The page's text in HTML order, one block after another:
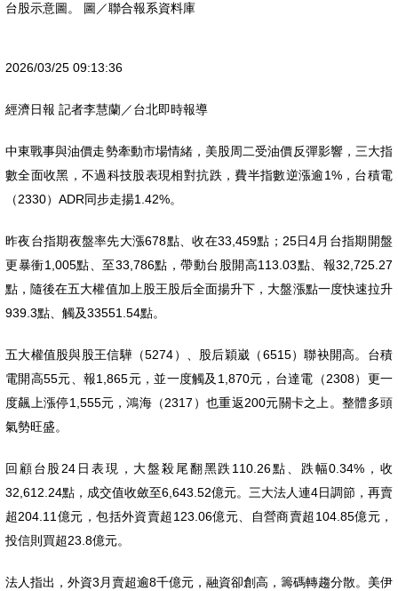
台股示意圖。 圖／聯合報系資料庫
2026/03/25 09:13:36
經濟日報 記者李慧蘭／台北即時報導
中東戰事與油價走勢牽動市場情緒，美股周二受油價反彈影響，三大指
數全面收黑，不過科技股表現相對抗跌，費半指數逆漲逾1%，台積電
（2330）ADR同步走揚1.42%。
昨夜台指期夜盤率先大漲678點、收在33,459點；25日4月台指期開盤
更暴衝1,005點、至33,786點，帶動台股開高113.03點、報32,725.27
點，隨後在五大權值加上股王股后全面揚升下，大盤漲點一度快速拉升
939.3點、觸及33551.54點。
五大權值股與股王信驊（5274）、股后穎崴（6515）聯袂開高。台積
電開高55元、報1,865元，並一度觸及1,870元，台達電（2308）更一
度飆上漲停1,555元，鴻海（2317）也重返200元關卡之上。整體多頭
氣勢旺盛。
回顧台股24日表現，大盤殺尾翻黑跌110.26點、跌幅0.34%，收
32,612.24點，成交值收斂至6,643.52億元。三大法人連4日調節，再賣
超204.11億元，包括外資賣超123.06億元、自營商賣超104.85億元，
投信則買超23.8億元。
法人指出，外資3月賣超逾8千億元，融資卻創高，籌碼轉趨分散。美伊